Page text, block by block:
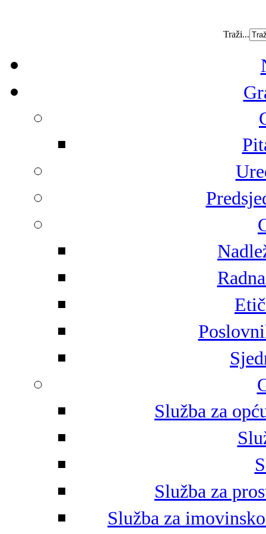
Traži...
Služba za
Služba za
Služba za